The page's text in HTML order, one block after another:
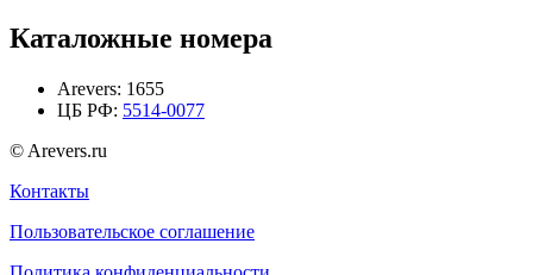
Каталожные номера
Arevers: 1655
ЦБ РФ: 5514-0077
© Arevers.ru
Контакты
Пользовательское соглашение